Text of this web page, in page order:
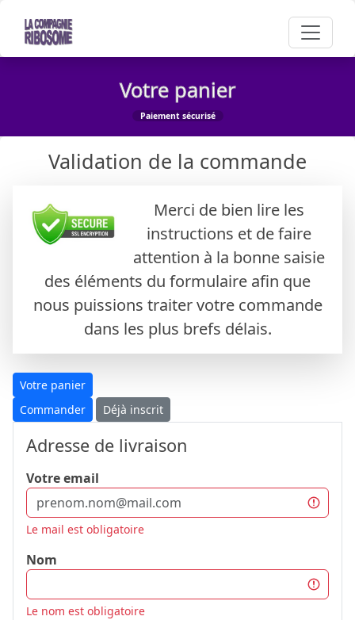
Votre panier
Paiement sécurisé
Validation de la commande
Merci de bien lire les
instructions et de faire
attention à la bonne saisie
des éléments du formulaire afin que
nous puissions traiter votre commande
dans les plus brefs délais.
Votre panier
Commander
Déjà inscrit
Adresse de livraison
Votre email
Le mail est obligatoire
Nom
Le nom est obligatoire